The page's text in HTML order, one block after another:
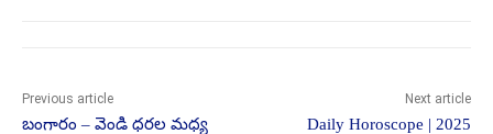
Previous article
బంగారం – వెండి ధరల మధ్య
Next article
Daily Horoscope | 2025